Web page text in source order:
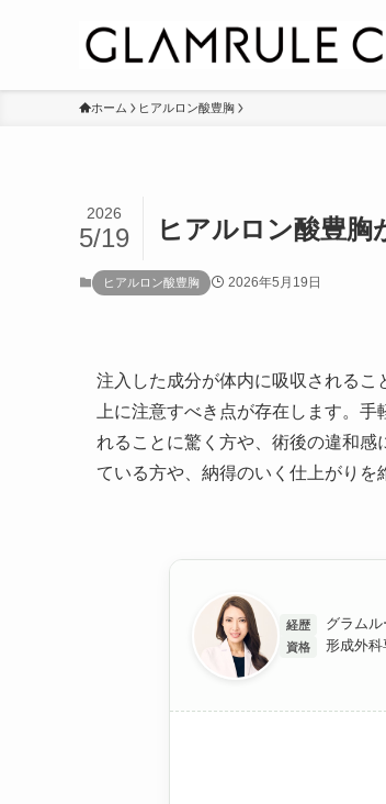
ホーム ヒアルロン酸豊胸
ヒアルロン酸豊胸
2026
5/19
ヒアルロン酸豊胸 2026年5月19日
注入した成分が体内に吸収される
上に注意すべき点が存在します。
れることに驚く方や、術後の違和
ている方や、納得のいく仕上がりを
経歴 グラム
資格 形成外